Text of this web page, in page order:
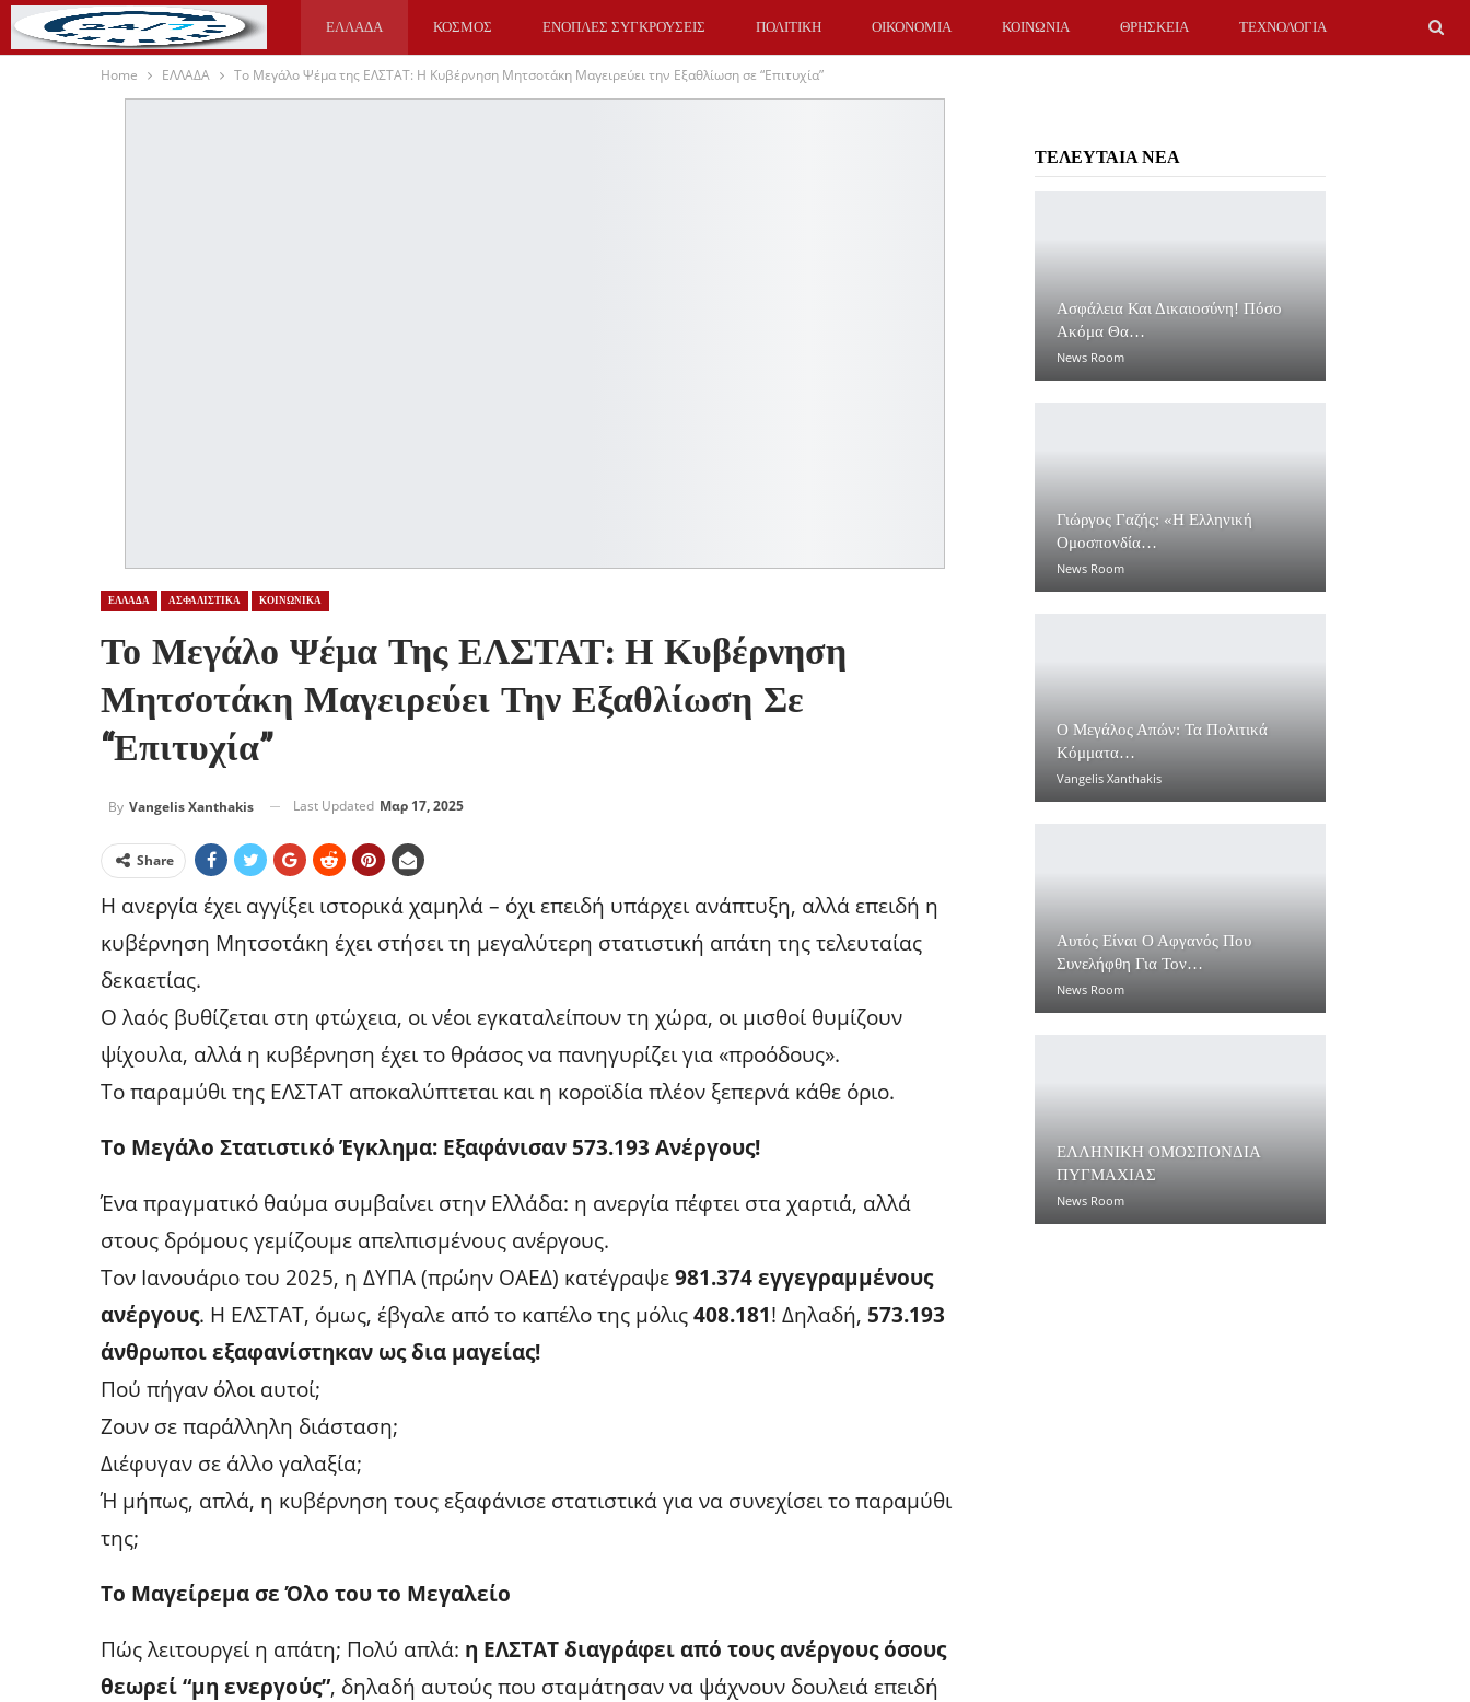
ΕΛΛΑΔΑ ΚΟΣΜΟΣ ΕΝΟΠΛΕΣ ΣΥΓΚΡΟΥΣΕΙΣ ΠΟΛΙΤΙΚΗ ΟΙΚΟΝΟΜΙΑ ΚΟΙΝΩΝΙΑ ΘΡΗΣΚΕΙΑ ΤΕΧΝΟΛΟΓΙΑ
ΥΓΕΙΑ ΑΘΛΗΤΙΚΑ
Home ΕΛΛΑΔΑ Το Μεγάλο Ψέμα της ΕΛΣΤΑΤ: Η Κυβέρνηση Μητσοτάκη Μαγειρεύει την Εξαθλίωση σε “Επιτυχία”
ΕΛΛΑΔΑ ΑΣΦΑΛΙΣΤΙΚΑ ΚΟΙΝΩΝΙΚΑ
Το Μεγάλο Ψέμα Της ΕΛΣΤΑΤ: Η Κυβέρνηση
Μητσοτάκη Μαγειρεύει Την Εξαθλίωση Σε
“Επιτυχία”
By Vangelis Xanthakis Last Updated Μαρ 17, 2025
Share
Η ανεργία έχει αγγίξει ιστορικά χαμηλά – όχι επειδή υπάρχει ανάπτυξη, αλλά επειδή η
κυβέρνηση Μητσοτάκη έχει στήσει τη μεγαλύτερη στατιστική απάτη της τελευταίας
δεκαετίας.
Ο λαός βυθίζεται στη φτώχεια, οι νέοι εγκαταλείπουν τη χώρα, οι μισθοί θυμίζουν
ψίχουλα, αλλά η κυβέρνηση έχει το θράσος να πανηγυρίζει για «προόδους».
Το παραμύθι της ΕΛΣΤΑΤ αποκαλύπτεται και η κοροϊδία πλέον ξεπερνά κάθε όριο.
Το Μεγάλο Στατιστικό Έγκλημα: Εξαφάνισαν 573.193 Ανέργους!
Ένα πραγματικό θαύμα συμβαίνει στην Ελλάδα: η ανεργία πέφτει στα χαρτιά, αλλά
στους δρόμους γεμίζουμε απελπισμένους ανέργους.
Τον Ιανουάριο του 2025, η ΔΥΠΑ (πρώην ΟΑΕΔ) κατέγραψε981.374 εγγεγραμμένους
ανέργους. Η ΕΛΣΤΑΤ, όμως, έβγαλε από το καπέλο της μόλις408.181! Δηλαδή, 573.193
άνθρωποι εξαφανίστηκαν ως δια μαγείας!
Πού πήγαν όλοι αυτοί;
Ζουν σε παράλληλη διάσταση;
Διέφυγαν σε άλλο γαλαξία;
Ή μήπως, απλά, η κυβέρνηση τους εξαφάνισε στατιστικά για να συνεχίσει το παραμύθι
της;
Το Μαγείρεμα σε Όλο του το Μεγαλείο
Πώς λειτουργεί η απάτη; Πολύ απλά: η ΕΛΣΤΑΤ διαγράφει από τους ανέργους όσους
θεωρεί “μη ενεργούς”, δηλαδή αυτούς που σταμάτησαν να ψάχνουν δουλειά επειδή
ΤΕΛΕΥΤΑΙΑ ΝΕΑ
Ασφάλεια Και Δικαιοσύνη! Πόσο
Ακόμα Θα…
News Room
Γιώργος Γαζής: «Η Ελληνική
Ομοσπονδία…
News Room
Ο Μεγάλος Απών: Τα Πολιτικά
Κόμματα…
Vangelis Xanthakis
Αυτός Είναι Ο Αφγανός Που
Συνελήφθη Για Τον…
News Room
ΕΛΛΗΝΙΚΗ ΟΜΟΣΠΟΝΔΙΑ
ΠΥΓΜΑΧΙΑΣ
News Room